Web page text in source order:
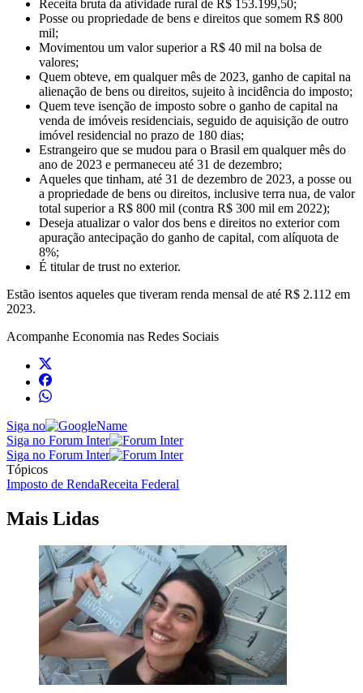
Receita bruta da atividade rural de R$ 153.199,50;
Posse ou propriedade de bens e direitos que somem R$ 800
mil;
Movimentou um valor superior a R$ 40 mil na bolsa de
valores;
Quem obteve, em qualquer mês de 2023, ganho de capital na
alienação de bens ou direitos, sujeito à incidência do imposto;
Quem teve isenção de imposto sobre o ganho de capital na
venda de imóveis residenciais, seguido de aquisição de outro
imóvel residencial no prazo de 180 dias;
Estrangeiro que se mudou para o Brasil em qualquer mês do
ano de 2023 e permaneceu até 31 de dezembro;
Aqueles que tinham, até 31 de dezembro de 2023, a posse ou
a propriedade de bens ou direitos, inclusive terra nua, de valor
total superior a R$ 800 mil (contra R$ 300 mil em 2022);
Deseja atualizar o valor dos bens e direitos no exterior com
apuração antecipação do ganho de capital, com alíquota de
8%;
É titular de trust no exterior.
Estão isentos aqueles que tiveram renda mensal de até R$ 2.112 em
2023.
Acompanhe Economia nas Redes Sociais
Siga no
Siga no Forum Inter
Siga no Forum Inter
Tópicos
Imposto de RendaReceita Federal
Mais Lidas